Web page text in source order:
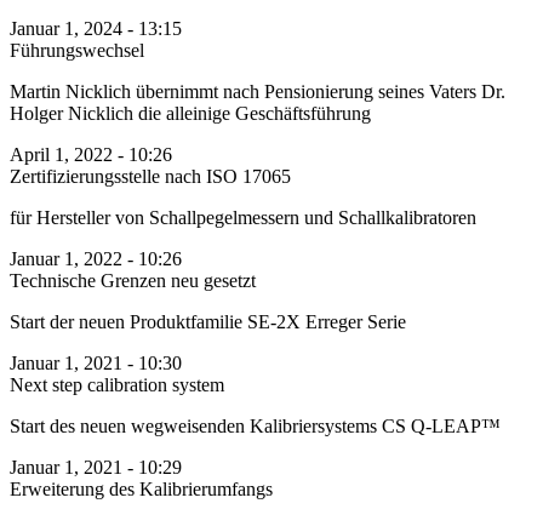
Januar 1, 2024 - 13:15
Führungswechsel
Martin Nicklich übernimmt nach Pensionierung seines Vaters Dr.
Holger Nicklich die alleinige Geschäftsführung
April 1, 2022 - 10:26
Zertifizierungsstelle nach ISO 17065
für Hersteller von Schallpegel­messern und Schall­kalibratoren
Januar 1, 2022 - 10:26
Technische Grenzen neu gesetzt
Start der neuen Produktfamilie SE-2X Erreger Serie
Januar 1, 2021 - 10:30
Next step calibration system
Start des neuen wegweisenden Kalibriersystems CS Q-LEAP™
Januar 1, 2021 - 10:29
Erweiterung des Kalibrierumfangs